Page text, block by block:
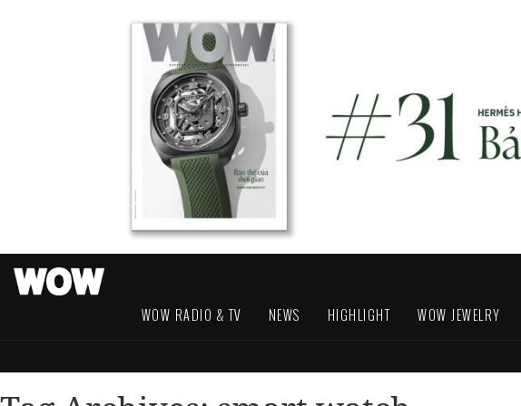
WOW RADIO & TV NEWS HIGHLIGHT WOW JEWELRY